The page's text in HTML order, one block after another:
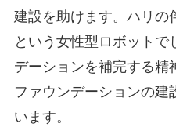
建設を助けます。ハリの
という女性型ロボットで
デーションを補完する精
ファウンデーションの建
います。